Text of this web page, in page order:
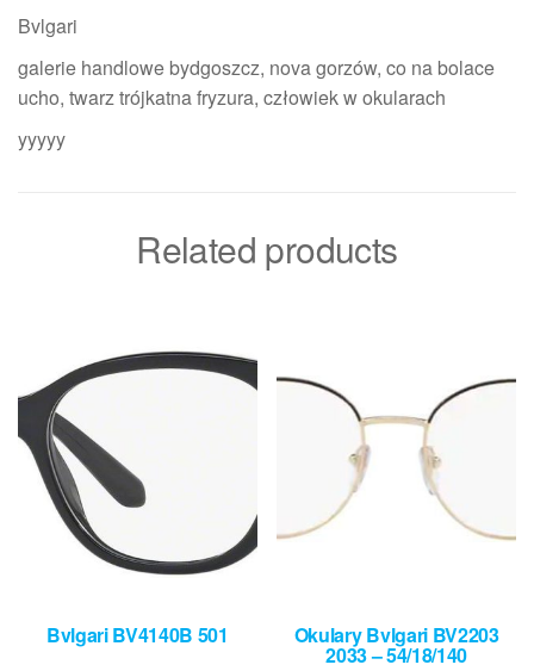
Bvlgari
galerie handlowe bydgoszcz, nova gorzów, co na bolace
ucho, twarz trójkatna fryzura, człowiek w okularach
yyyyy
Related products
Bvlgari BV4140B 501 Okulary Bvlgari BV2203
2033 – 54/18/140